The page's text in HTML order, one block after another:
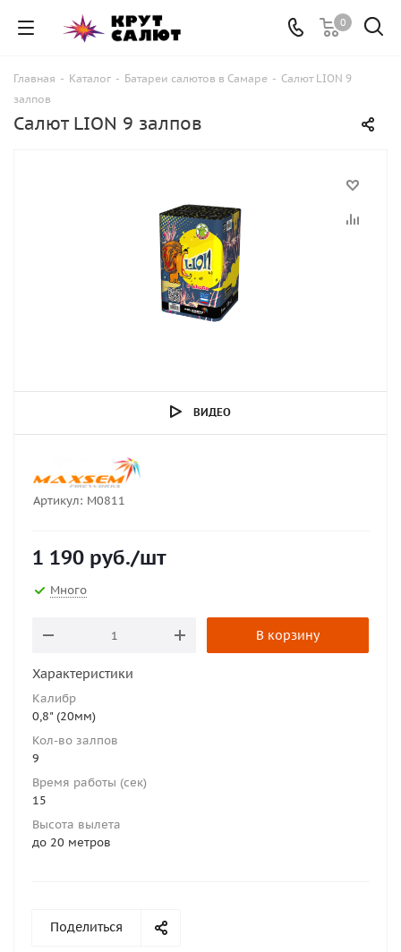
0
Главная - Каталог - Батареи салютов в Самаре - Салют LION 9
залпов
Салют LION 9 залпов
ВИДЕО
Артикул: M0811
1 190 руб./шт
Много
В корзину
Характеристики
Калибр
0,8" (20мм)
Кол-во залпов
9
Время работы (сек)
15
Высота вылета
до 20 метров
Поделиться